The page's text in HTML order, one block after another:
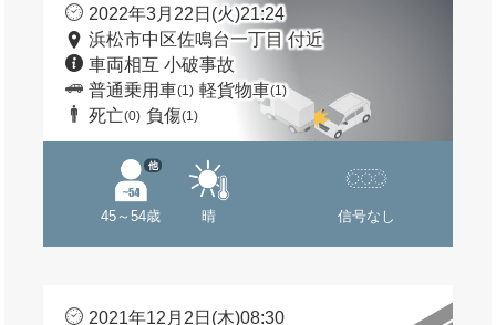
2022年3月22日(火)21:24
浜松市中区佐鳴台一丁目 付近
車両相互 小破事故
普通乗用車(1) 軽貨物車(1)
死亡(0) 負傷(1)
45～54歳
他
晴 信号なし
2021年12月2日(木)08:30